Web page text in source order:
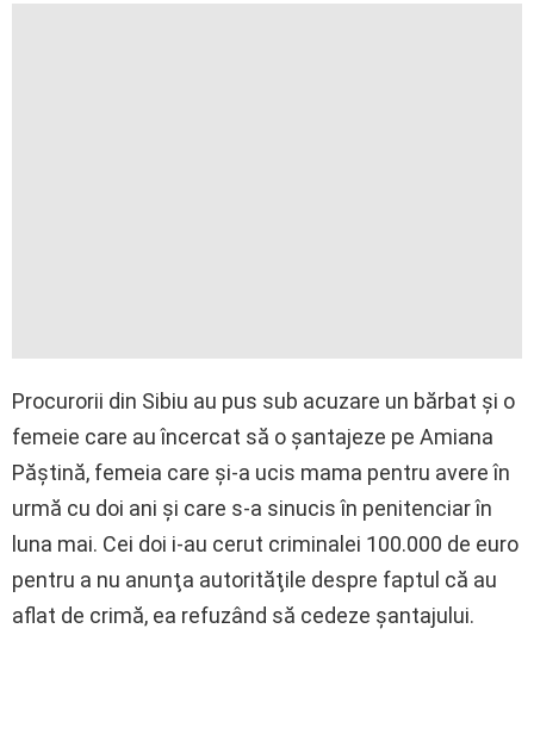
Procurorii din Sibiu au pus sub acuzare un bărbat şi o
femeie care au încercat să o şantajeze pe Amiana
Păştină, femeia care şi-a ucis mama pentru avere în
urmă cu doi ani şi care s-a sinucis în penitenciar în
luna mai. Cei doi i-au cerut criminalei 100.000 de euro
pentru a nu anunţa autorităţile despre faptul că au
aflat de crimă, ea refuzând să cedeze şantajului.